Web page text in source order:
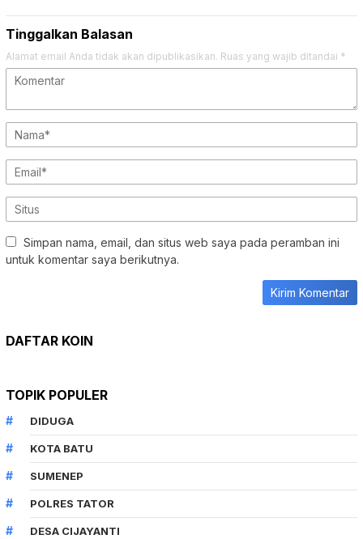
Tinggalkan Balasan
Alamat email Anda tidak akan dipublikasikan. Ruas yang wajib ditandai *
Simpan nama, email, dan situs web saya pada peramban ini
untuk komentar saya berikutnya.
DAFTAR KOIN
TOPIK POPULER
DIDUGA
KOTA BATU
SUMENEP
POLRES TATOR
DESA CIJAYANTI